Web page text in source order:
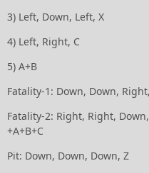
3) Left, Down, Left, Х
4) Left, Right, С
5) А+В
Fatality-1: Down, Down,
Fatality-2: Right, Right,
+А+В+С
Pit: Down, Down, Down, Z